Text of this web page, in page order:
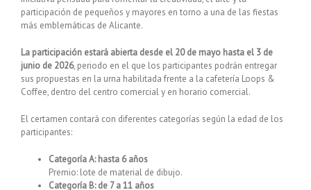
participación de pequeños y mayores en torno a una de las fiestas
más emblemáticas de Alicante.
La participación estará abierta desde el 20 de mayo hasta el 3 de
junio de 2026, periodo en el que los participantes podrán entregar
sus propuestas en la urna habilitada frente a la cafetería Loops &
Coffee, dentro del centro comercial y en horario comercial.
El certamen contará con diferentes categorías según la edad de los
participantes:
Categoría A: hasta 6 años
Premio: lote de material de dibujo.
Categoría B: de 7 a 11 años